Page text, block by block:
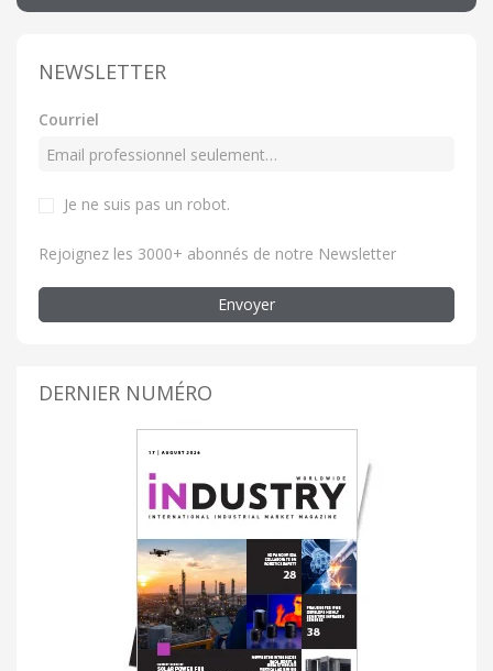
NEWSLETTER
Courriel
Je ne suis pas un robot.
Rejoignez les 3000+ abonnés de notre Newsletter
Envoyer
DERNIER NUMÉRO